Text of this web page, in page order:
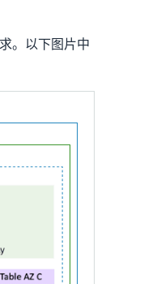
。以下图片中